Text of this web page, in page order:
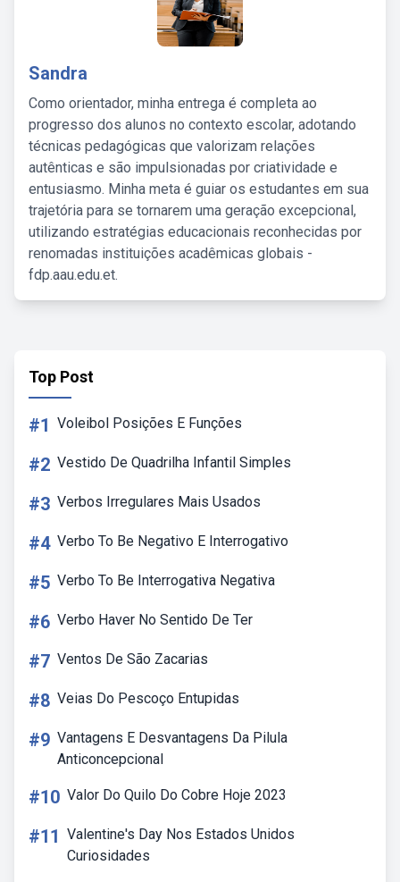
Sandra
Como orientador, minha entrega é completa ao
progresso dos alunos no contexto escolar, adotando
técnicas pedagógicas que valorizam relações
autênticas e são impulsionadas por criatividade e
entusiasmo. Minha meta é guiar os estudantes em sua
trajetória para se tornarem uma geração excepcional,
utilizando estratégias educacionais reconhecidas por
renomadas instituições acadêmicas globais -
fdp.aau.edu.et.
Top Post
#1 Voleibol Posições E Funções
#2 Vestido De Quadrilha Infantil Simples
#3 Verbos Irregulares Mais Usados
#4 Verbo To Be Negativo E Interrogativo
#5 Verbo To Be Interrogativa Negativa
#6 Verbo Haver No Sentido De Ter
#7 Ventos De São Zacarias
#8 Veias Do Pescoço Entupidas
#9 Vantagens E Desvantagens Da Pilula
Anticoncepcional
#10 Valor Do Quilo Do Cobre Hoje 2023
#11 Valentine's Day Nos Estados Unidos
Curiosidades